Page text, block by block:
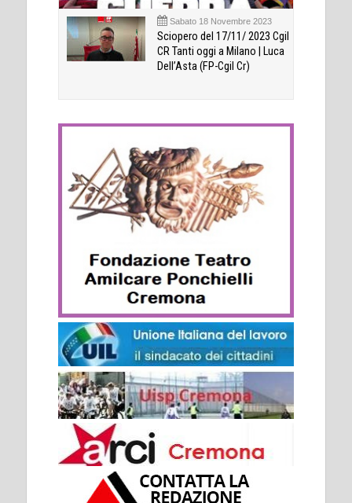
Sabato 18 Novembre 2023
Sciopero del 17/11/ 2023 Cgil
CR Tanti oggi a Milano | Luca
Dell’Asta (FP-Cgil Cr)